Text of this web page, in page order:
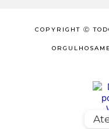
COPYRIGHT Ⓒ